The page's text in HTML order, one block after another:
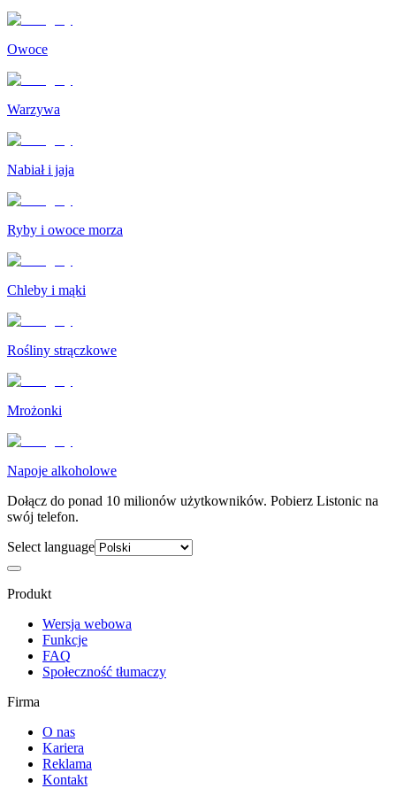
Owoce
Warzywa
Nabiał i jaja
Ryby i owoce morza
Chleby i mąki
Rośliny strączkowe
Mrożonki
Napoje alkoholowe
Dołącz do ponad 10 milionów użytkowników. Pobierz Listonic na
swój telefon.
Select language
Produkt
Wersja webowa
Funkcje
FAQ
Społeczność tłumaczy
Firma
O nas
Kariera
Reklama
Kontakt